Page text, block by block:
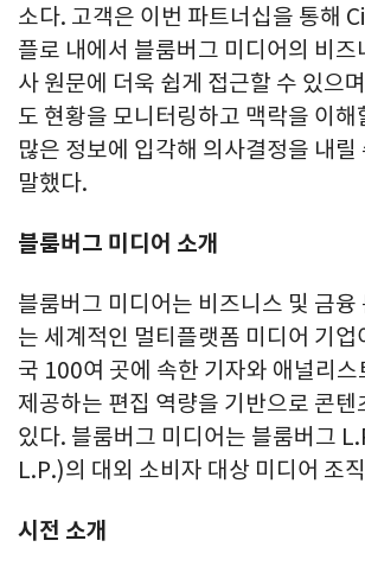
소다. 고객은 이번 파트너십을 통해
플로 내에서 블룸버그 미디어의 비즈
사 원문에 더욱 쉽게 접근할 수 있으
도 현황을 모니터링하고 맥락을 이해
많은 정보에 입각해 의사결정을 내
말했다.
블룸버그 미디어 소개
블룸버그 미디어는 비즈니스 및 금융
는 세계적인 멀티플랫폼 미디어 기업
국 100여 곳에 속한 기자와 애널리스
제공하는 편집 역량을 기반으로 콘텐
있다. 블룸버그 미디어는 블룸버그
L.P.)의 대외 소비자 대상 미디어 조
시전 소개